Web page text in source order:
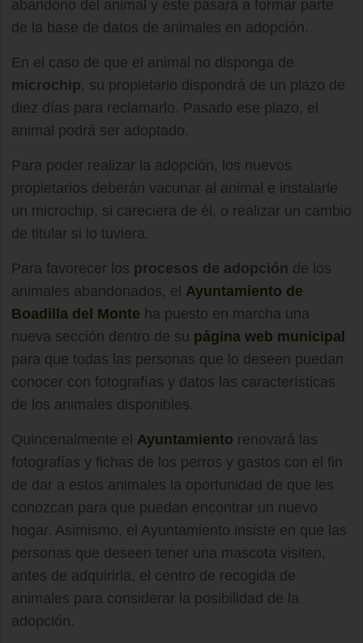
abandono del animal y éste pasará a formar parte
de la base de datos de animales en adopción.
En el caso de que el animal no disponga de
microchip, su propietario dispondrá de un plazo de
diez días para reclamarlo. Pasado ese plazo, el
animal podrá ser adoptado.
Para poder realizar la adopción, los nuevos
propietarios deberán vacunar al animal e instalarle
un microchip, si careciera de él, o realizar un cambio
de titular si lo tuviera.
Para favorecer los procesos de adopción de los
animales abandonados, el Ayuntamiento de
Boadilla del Monte ha puesto en marcha una
nueva sección dentro de su página web municipal
para que todas las personas que lo deseen puedan
conocer con fotografías y datos las características
de los animales disponibles.
Quincenalmente el Ayuntamiento renovará las
fotografías y fichas de los perros y gastos con el fin
de dar a estos animales la oportunidad de que les
conozcan para que puedan encontrar un nuevo
hogar. Asimismo, el Ayuntamiento insiste en que las
personas que deseen tener una mascota visiten,
antes de adquirirla, el centro de recogida de
animales para considerar la posibilidad de la
adopción.